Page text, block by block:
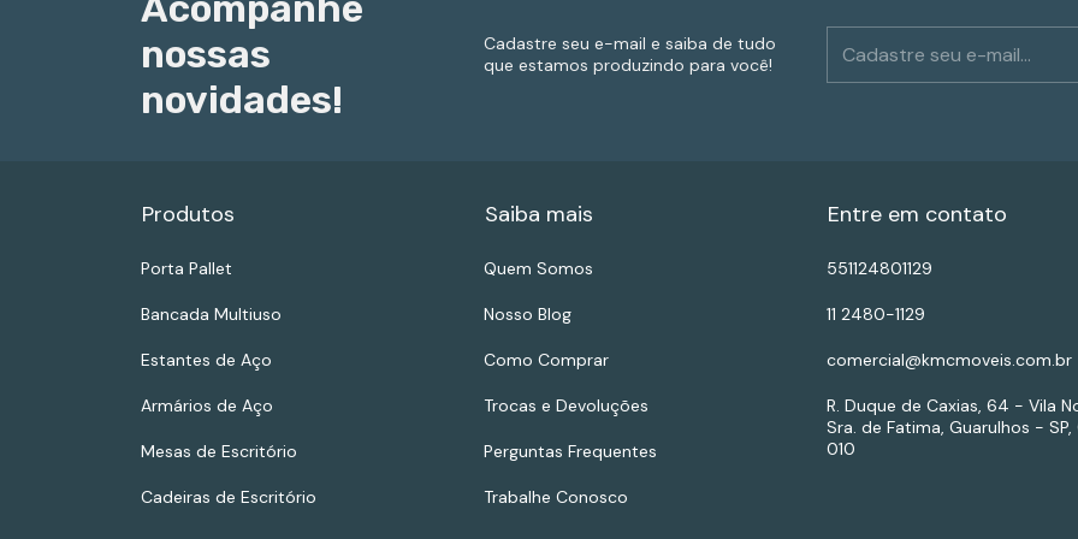
nossas
novidades!
Cadastre seu e-mail e saiba de tudo
que estamos produzindo para você!
Produtos
Porta Pallet
Bancada Multiuso
Estantes de Aço
Armários de Aço
Mesas de Escritório
Cadeiras de Escritório
Saiba mais
Quem Somos
Nosso Blog
Como Comprar
Trocas e Devoluções
Perguntas Frequentes
Trabalhe Conosco
Entre em contato
551124801129
11 2480-1129
comercial@kmcmoveis.com.br
R. Duque de Caxias, 64 - Vila
Sra. de Fatima, Guarulhos - SP,
010